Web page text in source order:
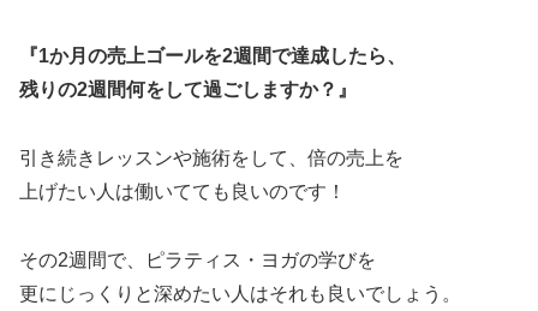
『1か月の売上ゴールを2週間で達成したら、
残りの2週間何をして過ごしますか？』
引き続きレッスンや施術をして、倍の売上を
上げたい人は働いてても良いのです！
その2週間で、ピラティス・ヨガの学びを
更にじっくりと深めたい人はそれも良いでしょう。